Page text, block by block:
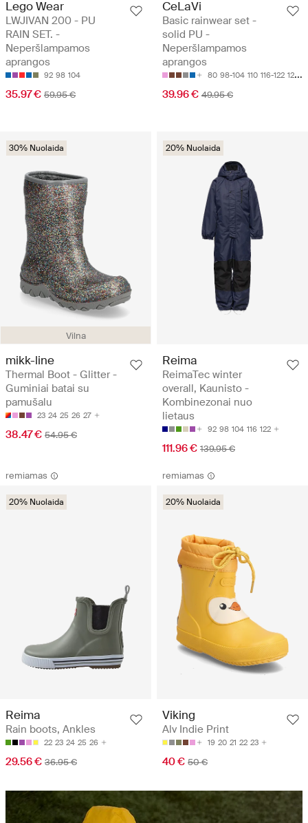
Lego Wear
LWJIVAN 200 - PU
RAIN SET. -
Neperšlampamos
aprangos
92 98 104
35.97 € 59.95 €
CeLaVi
Basic rainwear set -
solid PU -
Neperšlampamos
aprangos
80 98-104 110 116-122 128-134
39.96 € 49.95 €
Vilna
30% Nuolaida
mikk-line
Thermal Boot - Glitter -
Guminiai batai su
pamušalu
23 24 25 26 27
38.47 € 54.95 €
20% Nuolaida
Reima
ReimaTec winter
overall, Kaunisto -
Kombinezonai nuo
lietaus
92 98 104 116 122
111.96 € 139.95 €
remiamas
20% Nuolaida
Reima
Rain boots, Ankles
22 23 24 25 26
29.56 € 36.95 €
remiamas
20% Nuolaida
Viking
Alv Indie Print
19 20 21 22 23
40 € 50 €